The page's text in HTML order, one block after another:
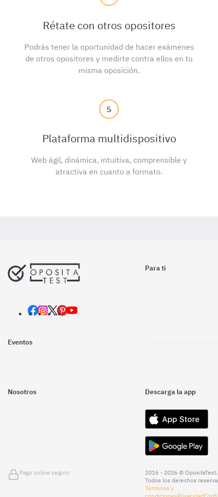
Rétate con otros opositores
Podrás tener la oportunidad de hacer exámenes
de otros opositores y medirte contra ellos en tu
misma oposición.
5
Plataforma multidispositivo
Web ágil, dinámica, intuitiva, comprensible y
atractiva en cuanto a formato.
Para ti
Eventos
Nosotros Descarga la app
Pago online seguro
2016 - 2026 © OpositaTest.
Todos los derechos
Términos y